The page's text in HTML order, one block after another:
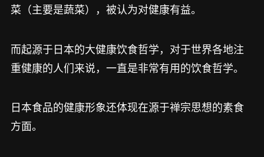
菜（主要是蔬菜），被认为对健康有益。
而起源于日本的大健康饮食哲学，对于世界各地注
重健康的人们来说，一直是非常有用的饮食哲学。
日本食品的健康形象还体现在源于禅宗思想的素食
方面。